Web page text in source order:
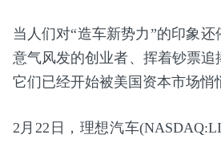
当人们对“造车新势力”的印象还
意气风发的创业者、挥着钞票追
它们已经开始被美国资本市场悄
2月22日，理想汽车